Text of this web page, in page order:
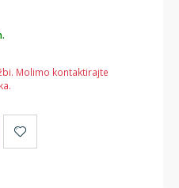
Molimo kontaktirajte